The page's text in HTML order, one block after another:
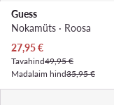
Guess
Nokamüts · Roosa
Praegune hind
27,95€
Tavahind49,95 €
Madalaim hind35,95 €